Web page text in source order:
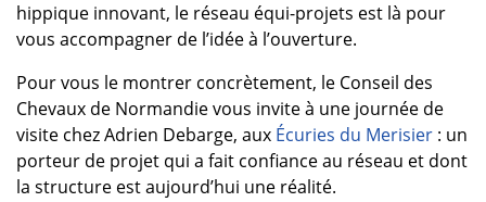
hippique innovant, le réseau équi-projets est là pour
vous accompagner de l’idée à l’ouverture.
Pour vous le montrer concrètement, le Conseil des
Chevaux de Normandie vous invite à une journée de
visite chez Adrien Debarge, aux Écuries du Merisier : un
porteur de projet qui a fait confiance au réseau et dont
la structure est aujourd’hui une réalité.